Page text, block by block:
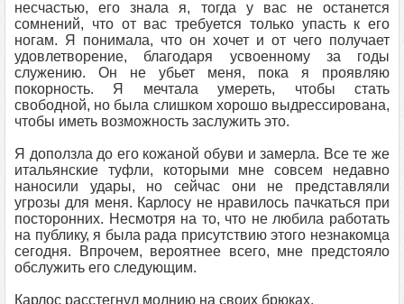
несчастью, его знала я, тогда у вас не останется
сомнений, что от вас требуется только упасть к его
ногам. Я понимала, что он хочет и от чего получает
удовлетворение, благодаря усвоенному за годы
служению. Он не убьет меня, пока я проявляю
покорность. Я мечтала умереть, чтобы стать
свободной, но была слишком хорошо выдрессирована,
чтобы иметь возможность заслужить это.
Я доползла до его кожаной обуви и замерла. Все те же
итальянские туфли, которыми мне совсем недавно
наносили удары, но сейчас они не представляли
угрозы для меня. Карлосу не нравилось пачкаться при
посторонних. Несмотря на то, что не любила работать
на публику, я была рада присутствию этого незнакомца
сегодня. Впрочем, вероятнее всего, мне предстояло
обслужить его следующим.
Карлос расстегнул молнию на своих брюках.